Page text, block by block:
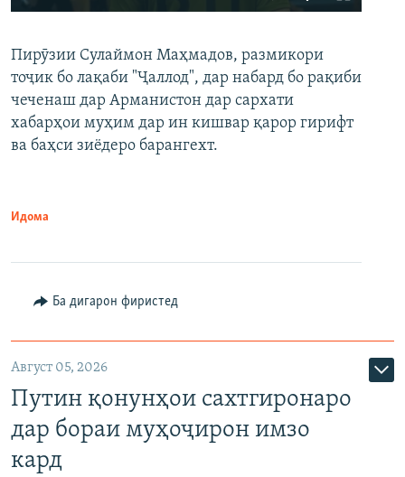
Auto 240p 360p 480p
720p 1080p
360p
480p
Пирӯзии Сулаймон Маҳмадов, размикори
тоҷик бо лақаби "Ҷаллод", дар набард бо рақиби
чеченаш дар Арманистон дар сархати
хабарҳои муҳим дар ин кишвар қарор гирифт
ва баҳси зиёдеро барангехт.
Идома
Ба дигарон фиристед
Август 05, 2026
Путин қонунҳои сахтгиронаро
дар бораи муҳоҷирон имзо
кард